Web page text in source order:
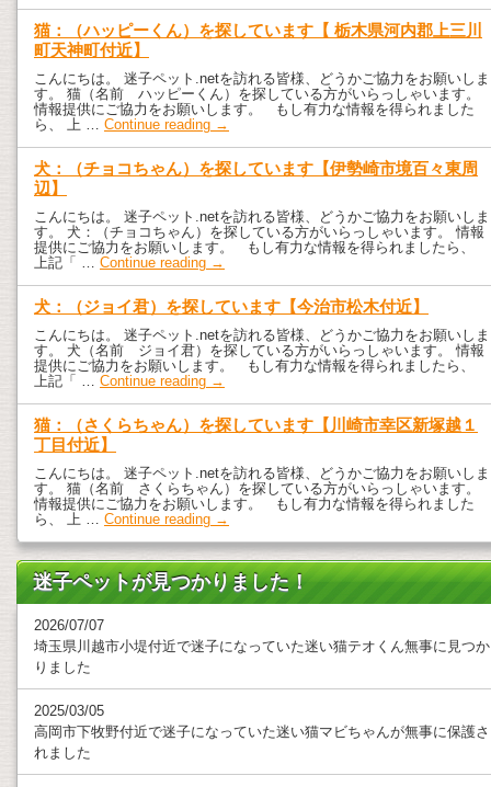
猫：（ハッピーくん）を探しています【 栃木県河内郡上三川
町天神町付近】
こんにちは。 迷子ペット.netを訪れる皆様、どうかご協力をお願いしま
す。 猫（名前 ハッピーくん）を探している方がいらっしゃいます。
情報提供にご協力をお願いします。 もし有力な情報を得られました
ら、 上 … Continue reading →
犬：（チョコちゃん）を探しています【伊勢崎市境百々東周
辺】
こんにちは。 迷子ペット.netを訪れる皆様、どうかご協力をお願いしま
す。 犬：（チョコちゃん）を探している方がいらっしゃいます。 情報
提供にご協力をお願いします。 もし有力な情報を得られましたら、
上記「 … Continue reading →
犬：（ジョイ君）を探しています【今治市松木付近】
こんにちは。 迷子ペット.netを訪れる皆様、どうかご協力をお願いしま
す。 犬（名前 ジョイ君）を探している方がいらっしゃいます。 情報
提供にご協力をお願いします。 もし有力な情報を得られましたら、
上記「 … Continue reading →
猫：（さくらちゃん）を探しています【川崎市幸区新塚越１
丁目付近】
こんにちは。 迷子ペット.netを訪れる皆様、どうかご協力をお願いしま
す。 猫（名前 さくらちゃん）を探している方がいらっしゃいます。
情報提供にご協力をお願いします。 もし有力な情報を得られました
ら、 上 … Continue reading →
迷子ペットが見つかりました！
2026/07/07
埼玉県川越市小堤付近で迷子になっていた迷い猫テオくん無事に見つか
りました
2025/03/05
高岡市下牧野付近で迷子になっていた迷い猫マビちゃんが無事に保護さ
れました